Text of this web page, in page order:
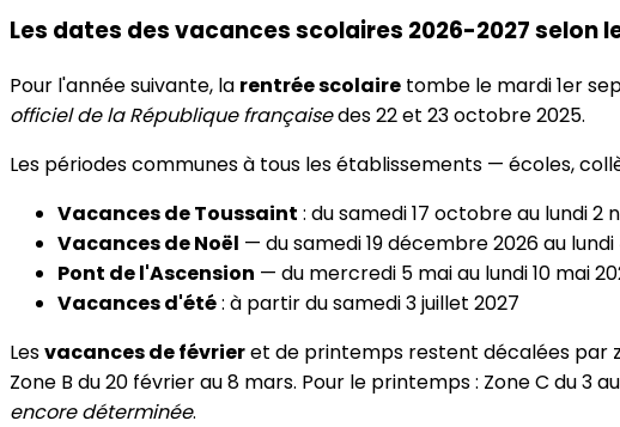
Les dates des vacances scolaires 2026-2027 selon
Pour l'année suivante, la rentrée scolaire tombe le mardi 1er
officiel de la République françaisedes 22 et 23 octobre 2025.
Les périodes communes à tous les établissements — écoles,
Vacances de Toussaint : du samedi 17 octobre au lundi 2
Vacances de Noël — du samedi 19 décembre 2026 au
Pont de l'Ascension — du mercredi 5 mai au lundi 10 mai
Vacances d'été: à partir du samedi 3 juillet 2027
Lesvacances de févrieret de printemps restent décalées par
Zone B du 20 février au 8 mars. Pour le printemps : Zone C du 3
encore déterminée.